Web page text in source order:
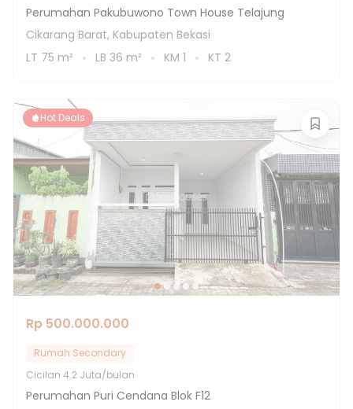
Perumahan Pakubuwono Town House Telajung
Cikarang Barat, Kabupaten Bekasi
LT 75 m² LB 36 m² KM 1 KT 2
Hot Deals
Rp 500.000.000
Rumah Secondary
Cicilan 4.2 Juta/bulan
Perumahan Puri Cendana Blok F12